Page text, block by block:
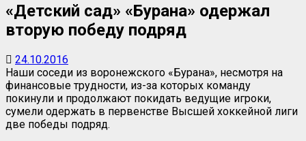
«Детский сад» «Бурана» одержал
вторую победу подряд
24.10.2016
Наши соседи из воронежского «Бурана», несмотря на
финансовые трудности, из-за которых команду
покинули и продолжают покидать ведущие игроки,
сумели одержать в первенстве Высшей хоккейной лиги
две победы подряд.